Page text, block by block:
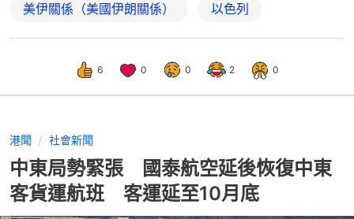
美伊關係（美國伊朗關係） 以色列
6 0 0 2 0
港聞 社會新聞
中東局勢緊張 國泰航空延後恢復中東
客貨運航班 客運延至10月底